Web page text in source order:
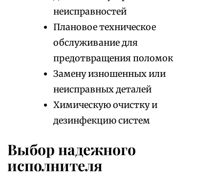
неисправностей
Плановое техническое
обслуживание для
предотвращения поломок
Замену изношенных или
неисправных деталей
Химическую очистку и
дезинфекцию систем
Выбор надежного
исполнителя